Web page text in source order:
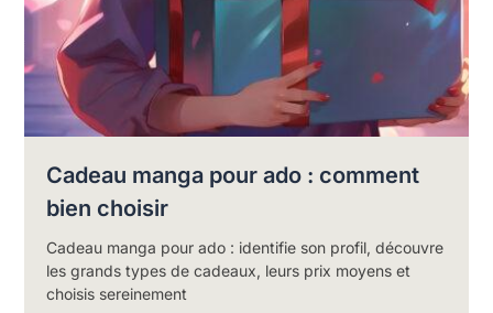
Cadeau manga pour ado : comment
bien choisir
Cadeau manga pour ado : identifie son profil, découvre
les grands types de cadeaux, leurs prix moyens et
choisis sereinement